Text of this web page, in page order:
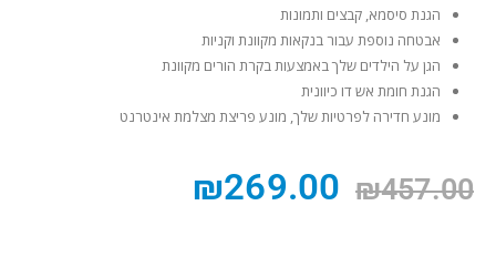
הגנת סיסמא, קבצים ותמונות
אבטחה נוספת עבור בנקאות מקוונת וקניות
הגן על הילדים שלך באמצעות בקרת הורים מקוונת
הגנת חומת אש דו כיוונית
מונע חדירה לפרטיות שלך, מונע פריצת מצלמת אינטרנט
₪457.00
₪269.00